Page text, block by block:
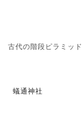
古代の階段ピラミッ
蟻通神社